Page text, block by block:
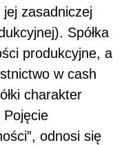
jej zasadniczej
Spółka
produkcyjne, a
w cash
charakter
Pojęcie
odnosi się